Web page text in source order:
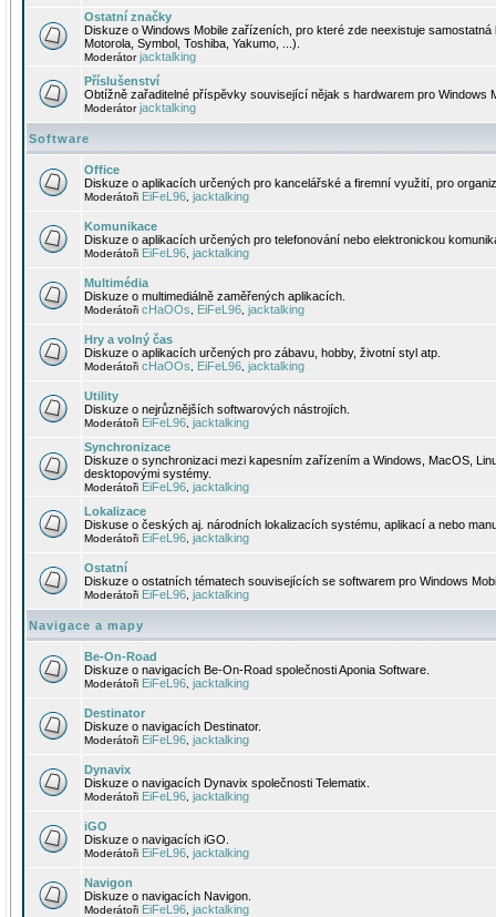
Ostatní značky
Diskuze o Windows Mobile zařízeních, pro které zde neexistuje
Motorola, Symbol, Toshiba, Yakumo, ...).
Moderátorjacktalking
Příslušenství
Obtížně zařaditelné příspěvky související nějak s hardwarem pro Windows
Moderátorjacktalking
Software
Office
Diskuze o aplikacích určených pro kancelářské a firemní využití, pro
Moderátoři EiFeL96 jacktalking
Komunikace
Diskuze o aplikacích určených pro telefonování nebo elektronickou
Moderátoři EiFeL96 jacktalking
Multimédia
Diskuze o multimediálně zaměřených aplikacích.
Moderátoři cHaOOs EiFeL96 jacktalking
Hry a volný čas
Diskuze o aplikacích určených pro zábavu, hobby, životní styl atp.
Moderátoři cHaOOs EiFeL96 jacktalking
Utility
Diskuze o nejrůznějších softwarových nástrojích.
Moderátoři EiFeL96 jacktalking
Synchronizace
Diskuze o synchronizaci mezi kapesním zařízením a Windows, MacOS,
desktopovými systémy.
Moderátoři EiFeL96 jacktalking
Lokalizace
Diskuse o českých aj. národních lokalizacích systému, aplikací a nebo
Moderátoři EiFeL96 jacktalking
Ostatní
Diskuze o ostatních tématech souvisejících se softwarem pro Windows
Moderátoři EiFeL96 jacktalking
Navigace a mapy
Be-On-Road
Diskuze o navigacích Be-On-Road společnosti Aponia Software.
Moderátoři EiFeL96 jacktalking
Destinator
Diskuze o navigacích Destinator.
Moderátoři EiFeL96 jacktalking
Dynavix
Diskuze o navigacích Dynavix společnosti Telematix.
Moderátoři EiFeL96 jacktalking
iGO
Diskuze o navigacích iGO.
Moderátoři EiFeL96 jacktalking
Navigon
Diskuze o navigacích Navigon.
Moderátoři EiFeL96 jacktalking